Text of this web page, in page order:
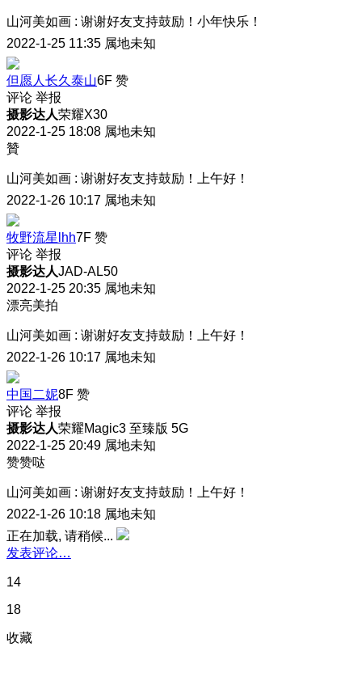
山河美如画 : 谢谢好友支持鼓励！小年快乐！
2022-1-25 11:35 属地未知
但愿人长久泰山6F 赞
评论 举报
摄影达人荣耀X30
2022-1-25 18:08 属地未知
贊
山河美如画 : 谢谢好友支持鼓励！上午好！
2022-1-26 10:17 属地未知
牧野流星lhh7F 赞
评论 举报
摄影达人JAD-AL50
2022-1-25 20:35 属地未知
漂亮美拍
山河美如画 : 谢谢好友支持鼓励！上午好！
2022-1-26 10:17 属地未知
中国二妮8F 赞
评论 举报
摄影达人荣耀Magic3 至臻版 5G
2022-1-25 20:49 属地未知
赞赞哒
山河美如画 : 谢谢好友支持鼓励！上午好！
2022-1-26 10:18 属地未知
正在加载, 请稍候...
发表评论…
14
18
收藏